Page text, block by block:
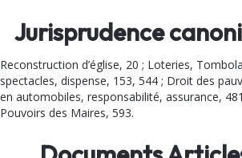
Jurisprudence
Reconstruction d’église, 20 ; Loteries,
spectacles, dispense, 153, 544 ; Droit des
en automobiles, responsabilité, assurance,
Pouvoirs des Maires, 593.